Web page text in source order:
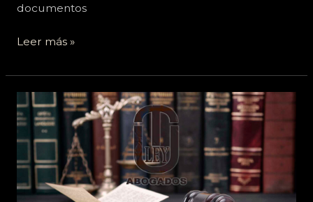
documentos
Leer más »
¡Victoria
en
capitalización
del
paro!